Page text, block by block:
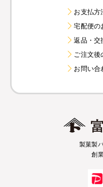
お支払方
宅配便の
返品・交
ご注文後
お問い合
製菓製
創